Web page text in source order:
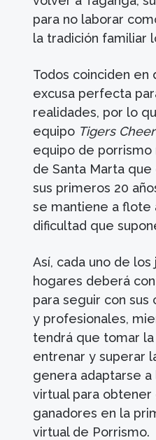
para no laborar
la tradición familiar
Todos coinciden
excusa perfecta
realidades, por lo
equipo Tigers
equipo de porrismo
de Santa Marta
sus primeros 20
se mantiene a flote
dificultad que
Así, cada uno de
hogares deberá
para seguir con
y profesionales,
tendrá que tomar
entrenar y superar
genera adaptarse a
virtual para
ganadores en la
virtual de Porrismo.